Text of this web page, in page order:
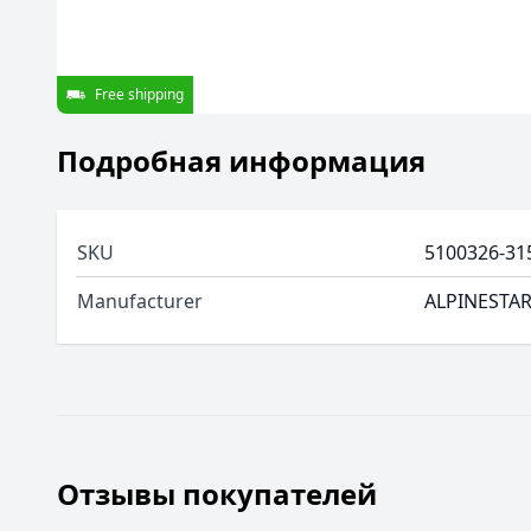
Free shipping
Подробная информация
SKU
5100326-
Manufacturer
Отзывы покупателей